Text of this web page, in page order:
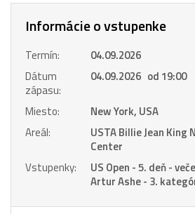
Informácie o vstupenke
Termín:
04.09.2026
Dátum
zápasu:
04.09.2026 od 19:00
Miesto:
New York, USA
Areál:
USTA Billie Jean King
Center
Vstupenky:
US Open - 5. deň -
Artur Ashe - 3.